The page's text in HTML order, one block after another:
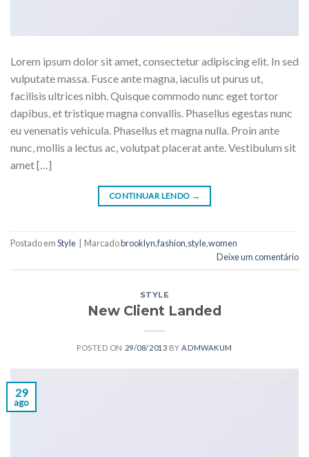
Lorem ipsum dolor sit amet, consectetur adipiscing elit. In sed
vulputate massa. Fusce ante magna, iaculis ut purus ut,
facilisis ultrices nibh. Quisque commodo nunc eget tortor
dapibus, et tristique magna convallis. Phasellus egestas nunc
eu venenatis vehicula. Phasellus et magna nulla. Proin ante
nunc, mollis a lectus ac, volutpat placerat ante. Vestibulum sit
amet […]
CONTINUAR LENDO →
Postado emStyle Marcadobrooklyn,fashion,style,women
Deixe um comentário
STYLE
New Client Landed
POSTED ON 29/08/2013 BYADMWAKUM
29
ago